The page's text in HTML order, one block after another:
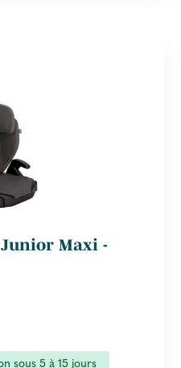
Junior Maxi -
sous 5 à 15 jours